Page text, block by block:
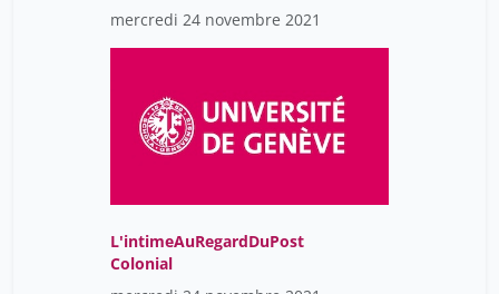
mercredi 24 novembre 2021
L'intimeAuRegardDuPost
Colonial